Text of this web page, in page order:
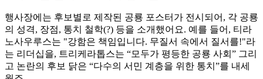
행사장에는 후보별로 제작된 공룡 포스터가 전시되어, 각 공룡
의 성격, 장점, 통치 철학(?) 등을 소개했어요. 예를 들어, 티라
노사우루스는 "강함은 책임입니다. 무질서 속에서 질서를!"라
는 리더십을, 트리케라톱스는 “모두가 평등한 공룡 사회” 그리
고 논란의 후보 닭은 “다수의 서민 계층을 위한 통치”를 내세